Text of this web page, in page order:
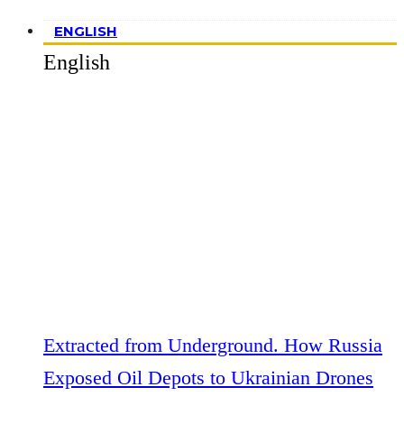
ENGLISH
English
Extracted from Underground. How Russia
Exposed Oil Depots to Ukrainian Drones